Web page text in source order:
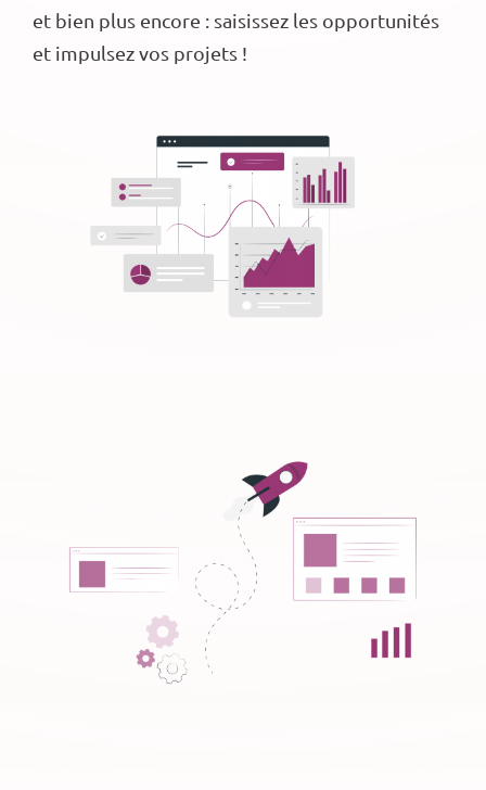
et bien plus encore : saisissez les opportunités
et impulsez vos projets !